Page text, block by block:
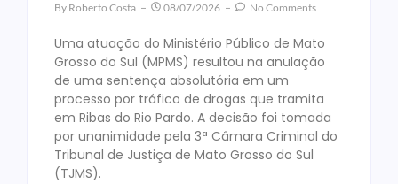
By Roberto Costa 08/07/2026 No Comments
Uma atuação do Ministério Público de Mato
Grosso do Sul (MPMS) resultou na anulação
de uma sentença absolutória em um
processo por tráfico de drogas que tramita
em Ribas do Rio Pardo. A decisão foi tomada
por unanimidade pela 3ª Câmara Criminal do
Tribunal de Justiça de Mato Grosso do Sul
(TJMS).